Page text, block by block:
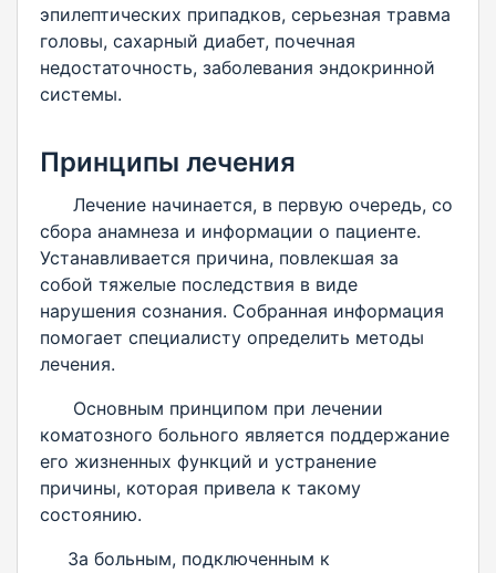
эпилептических припадков, серьезная травма
головы, сахарный диабет, почечная
недостаточность, заболевания эндокринной
системы.
Принципы лечения
Лечение начинается, в первую очередь, со
сбора анамнеза и информации о пациенте.
Устанавливается причина, повлекшая за
собой тяжелые последствия в виде
нарушения сознания. Собранная информация
помогает специалисту определить методы
лечения.
Основным принципом при лечении
коматозного больного является поддержание
его жизненных функций и устранение
причины, которая привела к такому
состоянию.
За больным, подключенным к